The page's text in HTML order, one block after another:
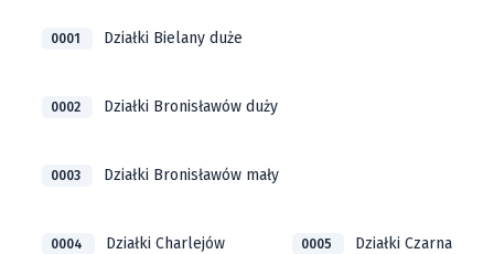
0001 Działki Bielany duże
0002 Działki Bronisławów duży
0003 Działki Bronisławów mały
0004 Działki Charlejów 0005 Działki Czarna